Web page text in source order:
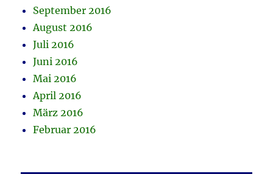
September 2016
August 2016
Juli 2016
Juni 2016
Mai 2016
April 2016
März 2016
Februar 2016